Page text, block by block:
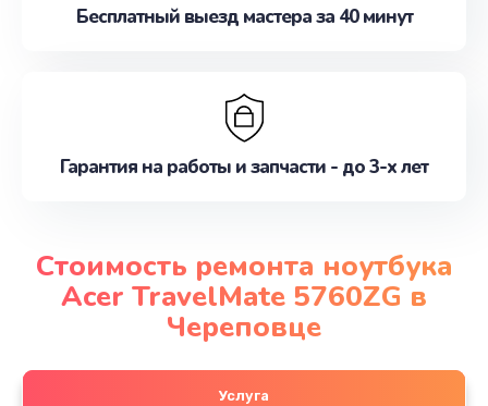
Бесплатный выезд мастера за 40 минут
Гарантия на работы и запчасти - до 3-х лет
Стоимость ремонта ноутбука
Acer TravelMate 5760ZG в
Череповце
Услуга